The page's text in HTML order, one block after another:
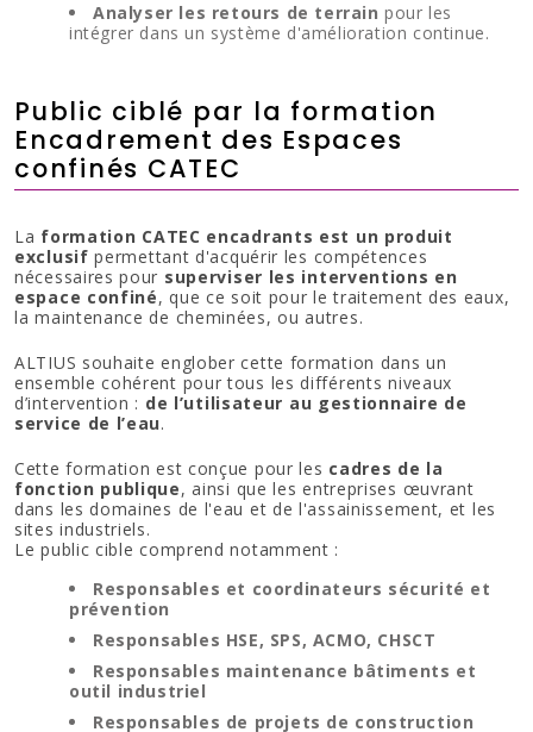
Analyser les retours de terrain pour les
intégrer dans un système d'amélioration continue.
Public ciblé par la formation
Encadrement des Espaces
confinés CATEC
La formation CATEC encadrants est un produit
exclusifpermettant d'acquérir les compétences
nécessaires pour superviser les interventions en
espace confiné, que ce soit pour le traitement des eaux,
la maintenance de cheminées, ou autres.
ALTIUS souhaite englober cette formation dans un
ensemble cohérent pour tous les différents niveaux
d’intervention : de l’utilisateur au gestionnaire de
service de l’eau.
Cette formation est conçue pour les cadres de la
fonction publique, ainsi que les entreprises œuvrant
dans les domaines de l'eau et de l'assainissement, et les
sites industriels.
Le public cible comprend notamment :
Responsables et coordinateurs sécurité et
prévention
Responsables HSE, SPS, ACMO, CHSCT
Responsables maintenance bâtiments et
outil industriel
Responsables de projets de construction